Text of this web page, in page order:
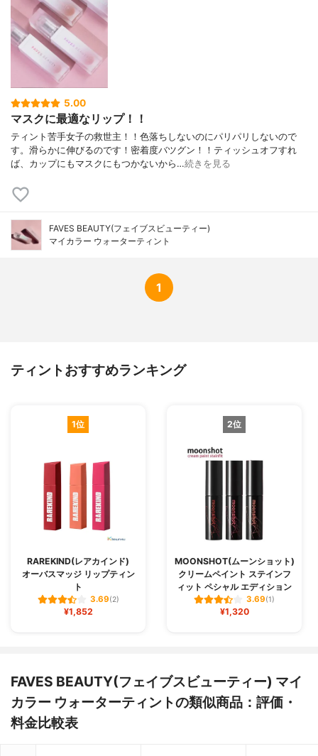
5.00
マスクに最適なリップ！！
ティント苦手女子の救世主！！色落ちしないのにパリパリしないので
す。滑らかに伸びるのです！密着度バツグン！！ティッシュオフすれ
ば、カップにもマスクにもつかないから…続きを見る
FAVES BEAUTY(フェイブスビューティー)
マイカラー ウォーターティント
1
ティントおすすめランキング
1位
RAREKIND(レアカインド)
オーバスマッジ リップティン
ト
3.69(2)
¥1,852
2位
MOONSHOT(ムーンショット)
クリームペイント ステインフ
ィット ペシャル エディション
3.69(1)
¥1,320
FAVES BEAUTY(フェイブスビューティー) マイ
カラー ウォーターティントの類似商品：評価・
料金比較表